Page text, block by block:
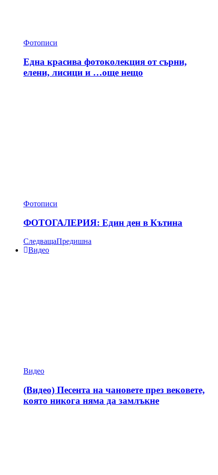
Фотописи
Една красива фотоколекция от сърни,
елени, лисици и …още нещо
Фотописи
ФОТОГАЛЕРИЯ: Един ден в Кътина
СледващаПредишна
Видео
Видео
(Видео) Песента на чановете през вековете,
която никога няма да замлъкне